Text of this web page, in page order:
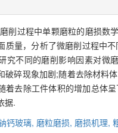
削过程中单颗磨粒的磨损数
质量，分析了微磨削过程中
究不同的磨削影响因素对微
着去除工件体积的增加总体